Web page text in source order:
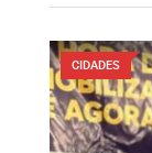
CIDADES